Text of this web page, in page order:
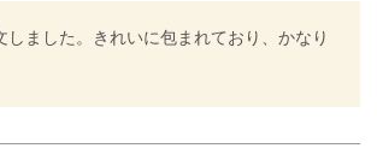
しました。きれいに包まれており、かなり